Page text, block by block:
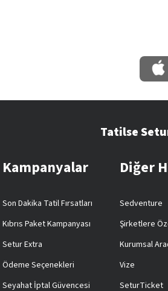
Tatilse
Kampanyalar
Son Dakika Tatil Fırsatları
Kıbrıs Paket Kampanyası
Setur Extra
Ödeme Seçenekleri
Seyahat İptal Güvencesi
Diğer
Sedventure
Şirketlere
Kurumsal
Vize
SeturTicket